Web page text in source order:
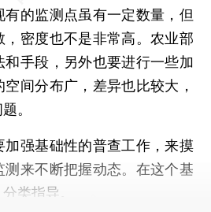
的监测点虽有一定数量，但
，密度也不是非常高。农业部
手段，另外也要进行一些加
间分布广，差异也比较大，
。
强基础性的普查工作，来摸
来不断把握动态。在这个基
类指导。